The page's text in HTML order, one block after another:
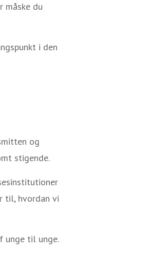
du
i den
og
stigende.
til, hvordan vi
unge til unge.